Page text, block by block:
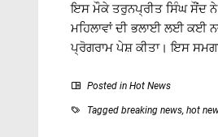
ਇਸ ਮੌਕੇ ਤਰੁਨਪ੍ਰੀਤ ਸਿੰਘ ਸੌਂਦ ਨੇ
ਮਹਿਲਾਵਾਂ ਦੀ ਭਲਾਈ ਲਈ ਕਈ
ਪ੍ਰੋਗਰਾਮ ਪੇਸ਼ ਕੀਤਾ। ਇਸ
Posted in Hot News
Tagged breaking news, hot